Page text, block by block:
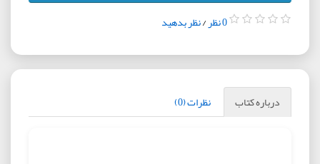
0 نظر /نظر بدهید
درباره کتاب نظرات (0)